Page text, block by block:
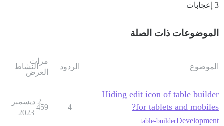
3 إعجابات
الموضوعات ذات الصلة
الموضوع الردود
مرات
العرض
النشاط
Hiding edit icon of table builder
for tablets and mobiles?
Development
table-builder
4
459
2 ديسمبر
2023